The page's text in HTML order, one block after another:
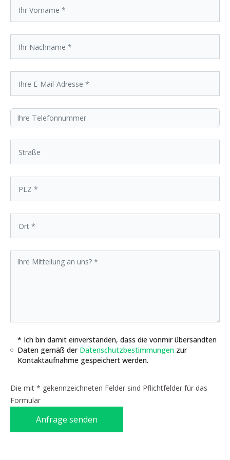
* Ich bin damit einverstanden, dass die vonmir übersandten
Daten gemäß der Datenschutzbestimmungen zur
Kontaktaufnahme gespeichert werden.
Die mit * gekennzeichneten Felder sind Pflichtfelder für das
Formular
Anfrage senden